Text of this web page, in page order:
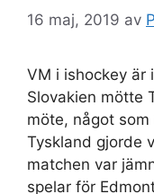
16 maj, 2019 av
VM i ishockey är
Slovakien mötte
möte, något
Tyskland gjorde
matchen var
spelar för